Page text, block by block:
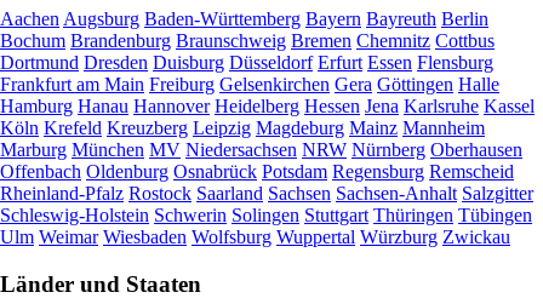
Aachen Augsburg Baden-Württemberg Bayern Bayreuth Berlin
Bochum Brandenburg Braunschweig Bremen Chemnitz Cottbus
Dortmund Dresden Duisburg Düsseldorf Erfurt Essen Flensburg
Frankfurt am Main Freiburg Gelsenkirchen Gera Göttingen Halle
Hamburg Hanau Hannover Heidelberg Hessen Jena Karlsruhe Kassel
Köln Krefeld Kreuzberg Leipzig Magdeburg Mainz Mannheim
Marburg München MV Niedersachsen NRW Nürnberg Oberhausen
Offenbach Oldenburg Osnabrück Potsdam Regensburg Remscheid
Rheinland-Pfalz Rostock Saarland Sachsen Sachsen-Anhalt Salzgitter
Schleswig-Holstein Schwerin Solingen Stuttgart Thüringen Tübingen
Ulm Weimar Wiesbaden Wolfsburg Wuppertal Würzburg Zwickau
Länder und Staaten